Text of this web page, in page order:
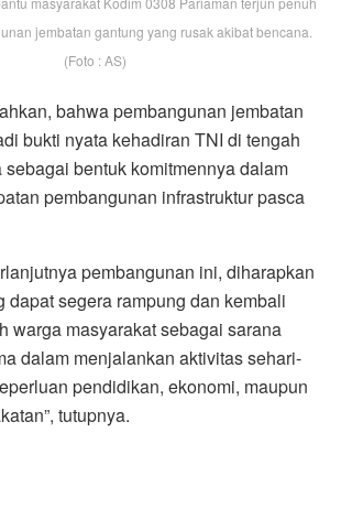
jembatan gantung yang rusak akibat bencana.
(Foto : AS)
bahwa pembangunan jembatan
bukti nyata kehadiran TNI di tengah
sebagai bentuk komitmennya dalam
pembangunan infrastruktur pasca
pembangunan ini, diharapkan
dapat segera rampung dan kembali
warga masyarakat sebagai sarana
dalam menjalankan aktivitas sehari-
pendidikan, ekonomi, maupun
tutupnya.